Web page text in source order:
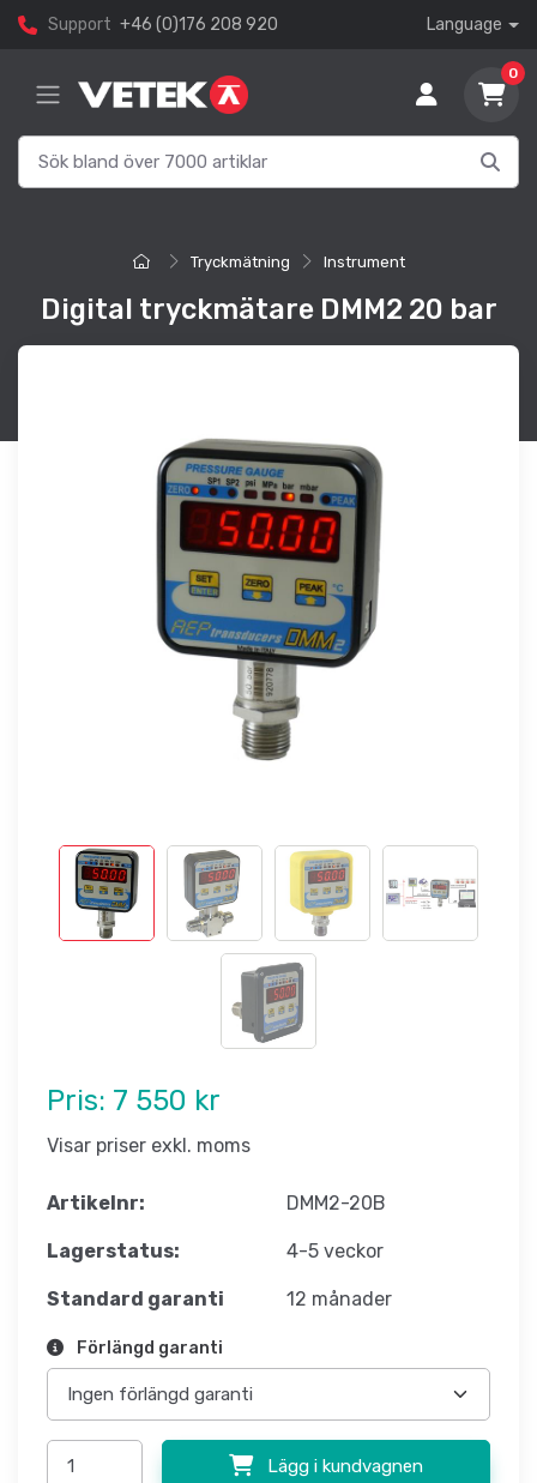
Support +46 (0)176 208 920 Language
0
Tryckmätning Instrument
Digital tryckmätare DMM2 20 bar
Pris: 7 550 kr
Visar priser exkl. moms
Artikelnr: DMM2-20B
Lagerstatus: 4-5 veckor
Standard garanti 12 månader
Förlängd garanti
Lägg i kundvagnen